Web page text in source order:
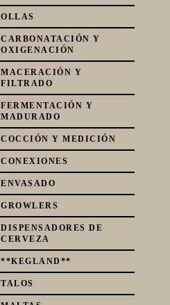
OLLAS
CARBONATACIÓN Y
OXIGENACIÓN
MACERACIÓN Y
FILTRADO
FERMENTACIÓN Y
MADURADO
COCCIÓN Y MEDICIÓN
CONEXIONES
ENVASADO
GROWLERS
DISPENSADORES DE
CERVEZA
**KEGLAND**
TALOS